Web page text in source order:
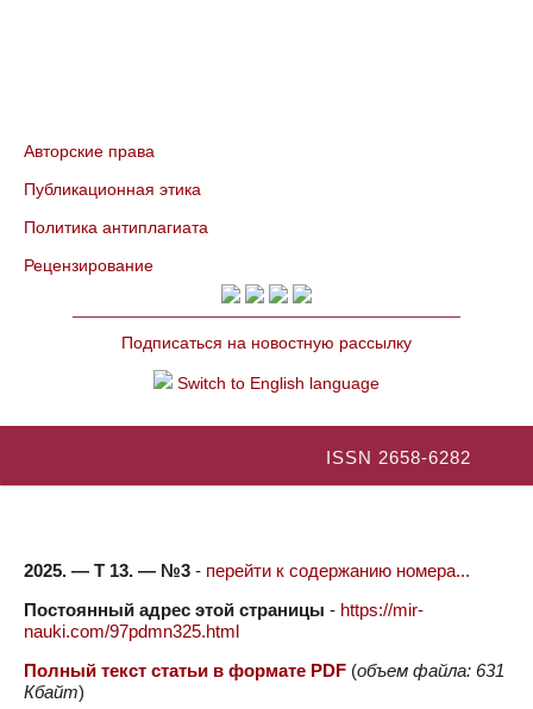
Авторские права
Публикационная этика
Политика антиплагиата
Рецензирование
Подписаться на новостную рассылку
Switch to English language
ISSN 2658-6282
2025. — Т 13. — №3 - перейти к содержанию номера...
Постоянный адрес этой страницы - https://mir-
nauki.com/97pdmn325.html
Полный текст статьи в формате PDF (объем файла: 631
Кбайт)